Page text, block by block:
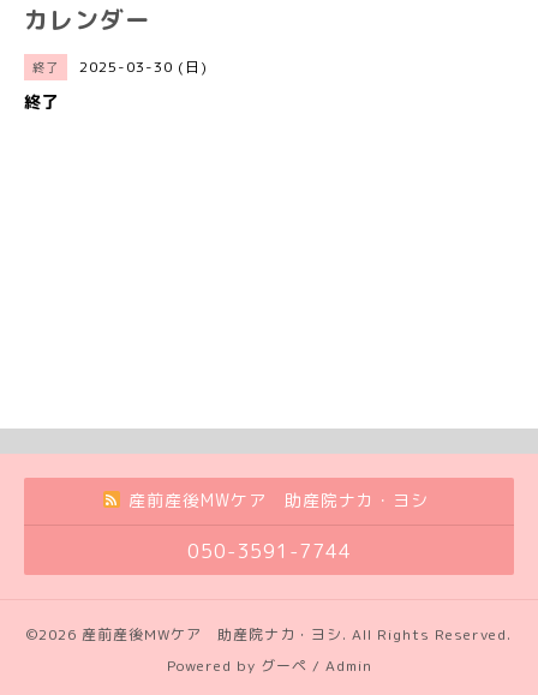
カレンダー
終了 2025-03-30 (日)
終了
産前産後MWケア 助産院ナカ・ヨシ
050-3591-7744
©2026 産前産後MWケア 助産院ナカ・ヨシ. All Rights Reserved.
Powered by グーペ / Admin